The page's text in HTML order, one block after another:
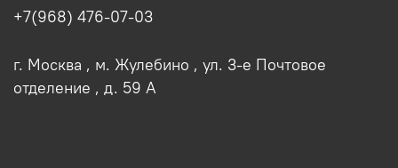
+7(968) 476-07-03
г. Москва , м. Жулебино , ул. 3-е Почтовое
отделение , д. 59 A